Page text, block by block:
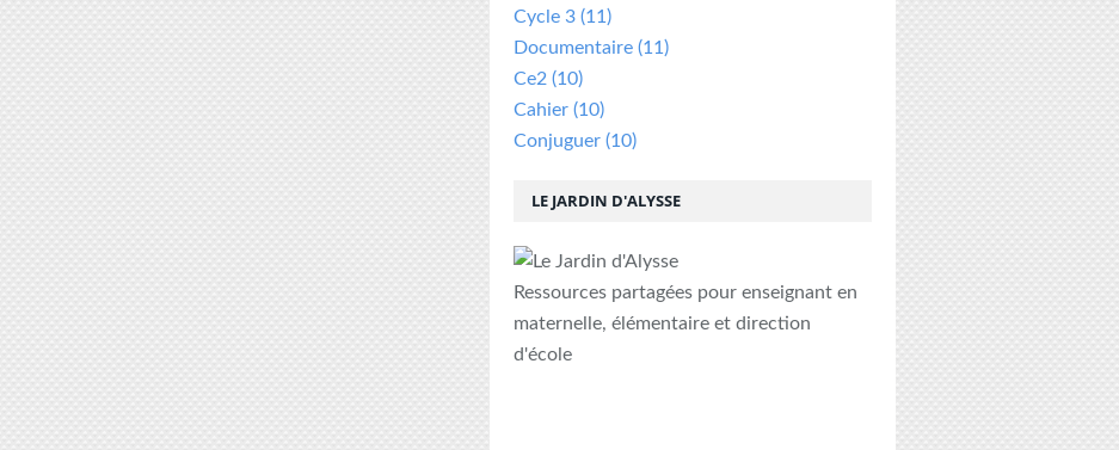
LE JARDIN D'ALYSSE
Ressources partagées pour enseignant en
maternelle, élémentaire et direction
d'école
Cycle 3 (11)
Documentaire (11)
Ce2 (10)
Cahier (10)
Conjuguer (10)